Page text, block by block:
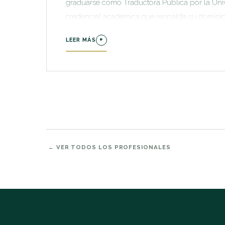
graduarse como Traductora Pública por la
credencial académica que respalda su
LEER MÁS +
← VER TODOS LOS PROFESIONALES